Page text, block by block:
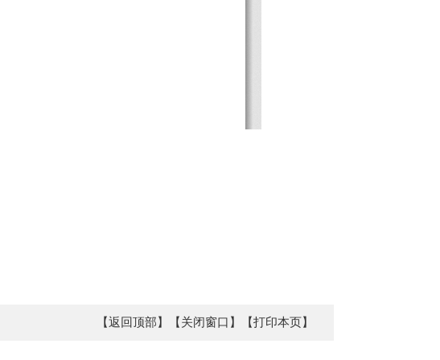
【返回顶部】 【关闭窗口】 【打印本页】